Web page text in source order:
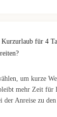
für 4
um kurze
mehr Zeit für
der Anreise zu